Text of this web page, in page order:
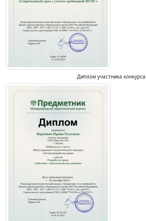
Диплом участника конкурса